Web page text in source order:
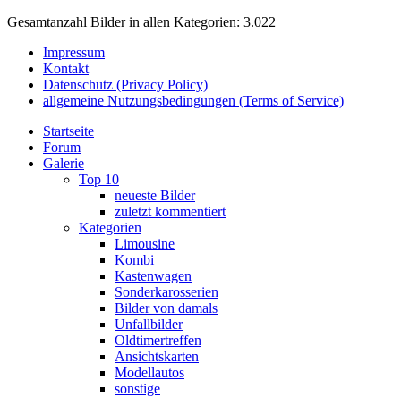
Gesamtanzahl Bilder in allen Kategorien: 3.022
Impressum
Kontakt
Datenschutz (Privacy Policy)
allgemeine Nutzungsbedingungen (Terms of Service)
Startseite
Forum
Galerie
Top 10
neueste Bilder
zuletzt kommentiert
Kategorien
Limousine
Kombi
Kastenwagen
Sonderkarosserien
Bilder von damals
Unfallbilder
Oldtimertreffen
Ansichtskarten
Modellautos
sonstige